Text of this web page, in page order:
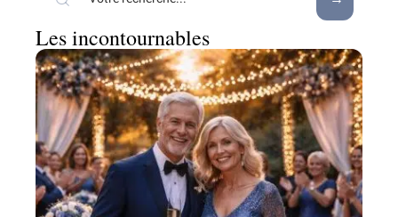
Les incontournables